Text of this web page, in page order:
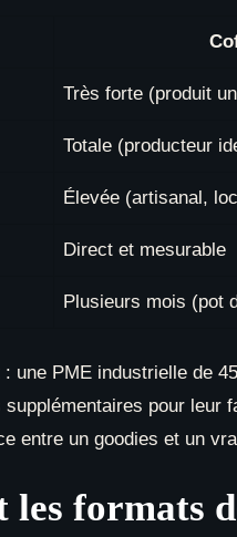
Très forte (produit
Totale (producteur
Élevée (artisanal,
Direct et mesurable
Plusieurs mois (pot
une PME industrielle de
pour leur
entre un goodies et un
les formats